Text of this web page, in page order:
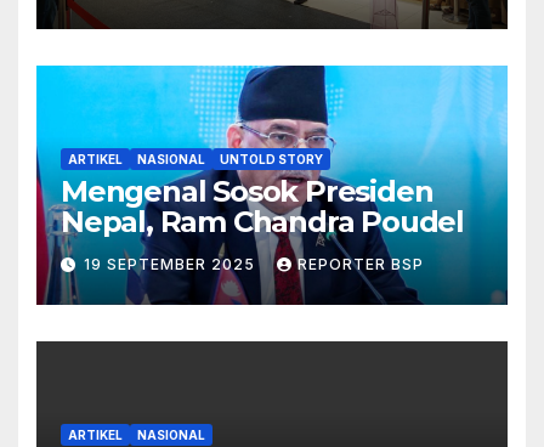
ARTIKEL NASIONAL UNTOLD STORY
Mengenal Sosok Presiden
Nepal, Ram Chandra Poudel
19 SEPTEMBER 2025 REPORTER BSP
ARTIKEL NASIONAL